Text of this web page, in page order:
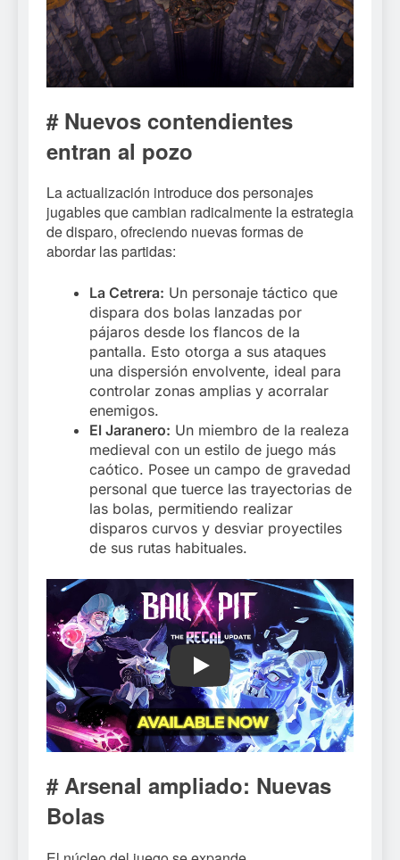
# Nuevos contendientes
entran al pozo
La actualización introduce dos personajes
jugables que cambian radicalmente la estrategia
de disparo, ofreciendo nuevas formas de
abordar las partidas:
La Cetrera: Un personaje táctico que
dispara dos bolas lanzadas por
pájaros desde los flancos de la
pantalla. Esto otorga a sus ataques
una dispersión envolvente, ideal para
controlar zonas amplias y acorralar
enemigos.
El Jaranero: Un miembro de la realeza
medieval con un estilo de juego más
caótico. Posee un campo de gravedad
personal que tuerce las trayectorias de
las bolas, permitiendo realizar
disparos curvos y desviar proyectiles
de sus rutas habituales.
Play
# Arsenal ampliado: Nuevas
Bolas